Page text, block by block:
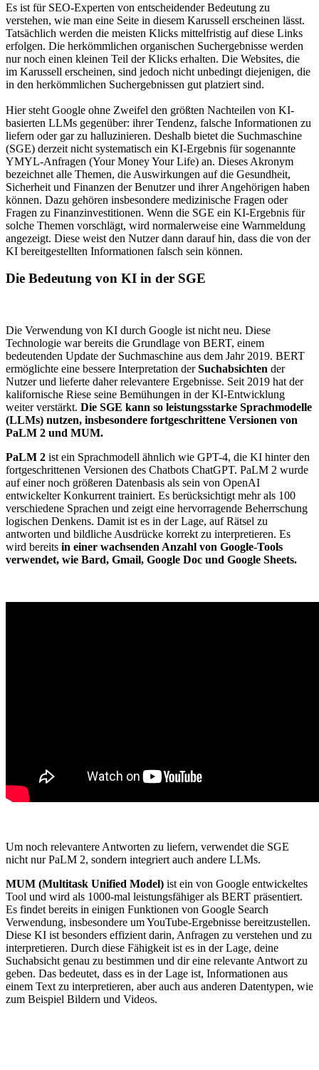
Es ist für SEO-Experten von entscheidender Bedeutung zu
verstehen, wie man eine Seite in diesem Karussell erscheinen lässt.
Tatsächlich werden die meisten Klicks mittelfristig auf diese Links
erfolgen. Die herkömmlichen organischen Suchergebnisse werden
nur noch einen kleinen Teil der Klicks erhalten. Die Websites, die
im Karussell erscheinen, sind jedoch nicht unbedingt diejenigen, die
in den herkömmlichen Suchergebnissen gut platziert sind.
Hier steht Google ohne Zweifel den größten Nachteilen von KI-
basierten LLMs gegenüber: ihrer Tendenz, falsche Informationen zu
liefern oder gar zu halluzinieren. Deshalb bietet die Suchmaschine
(SGE) derzeit nicht systematisch ein KI-Ergebnis für sogenannte
YMYL-Anfragen (Your Money Your Life) an. Dieses Akronym
bezeichnet alle Themen, die Auswirkungen auf die Gesundheit,
Sicherheit und Finanzen der Benutzer und ihrer Angehörigen haben
können. Dazu gehören insbesondere medizinische Fragen oder
Fragen zu Finanzinvestitionen. Wenn die SGE ein KI-Ergebnis für
solche Themen vorschlägt, wird normalerweise eine Warnmeldung
angezeigt. Diese weist den Nutzer dann darauf hin, dass die von der
KI bereitgestellten Informationen falsch sein können.
Die Bedeutung von KI in der SGE
Die Verwendung von KI durch Google ist nicht neu. Diese
Technologie war bereits die Grundlage von BERT, einem
bedeutenden Update der Suchmaschine aus dem Jahr 2019. BERT
ermöglichte eine bessere Interpretation derSuchabsichten der
Nutzer und lieferte daher relevantere Ergebnisse. Seit 2019 hat der
kalifornische Riese seine Bemühungen in der KI-Entwicklung
weiter verstärkt. Die SGE kann so leistungsstarke Sprachmodelle
(LLMs) nutzen, insbesondere fortgeschrittene Versionen von
PaLM 2 und MUM.
PaLM 2 ist ein Sprachmodell ähnlich wie GPT-4, die KI hinter den
fortgeschrittenen Versionen des Chatbots ChatGPT. PaLM 2 wurde
auf einer noch größeren Datenbasis als sein von OpenAI
entwickelter Konkurrent trainiert. Es berücksichtigt mehr als 100
verschiedene Sprachen und zeigt eine hervorragende Beherrschung
logischen Denkens. Damit ist es in der Lage, auf Rätsel zu
antworten und bildliche Ausdrücke korrekt zu interpretieren. Es
wird bereits in einer wachsenden Anzahl von Google-Tools
verwendet, wie Bard, Gmail, Google Doc und Google Sheets.
Um noch relevantere Antworten zu liefern, verwendet die SGE
nicht nur PaLM 2, sondern integriert auch andere LLMs.
MUM (Multitask Unified Model) ist ein von Google entwickeltes
Tool und wird als 1000-mal leistungsfähiger als BERT präsentiert.
Es findet bereits in einigen Funktionen von Google Search
Verwendung, insbesondere um YouTube-Ergebnisse bereitzustellen.
Diese KI ist besonders effizient darin, Anfragen zu verstehen und zu
interpretieren. Durch diese Fähigkeit ist es in der Lage, deine
Suchabsicht genau zu bestimmen und dir eine relevante Antwort zu
geben. Das bedeutet, dass es in der Lage ist, Informationen aus
einem Text zu interpretieren, aber auch aus anderen Datentypen, wie
zum Beispiel Bildern und Videos.